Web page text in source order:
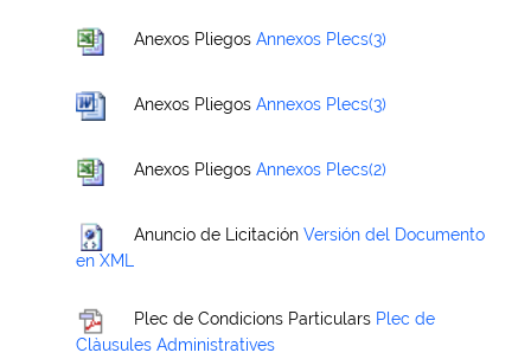
Anexos Pliegos Annexos Plecs(3)
Anexos Pliegos Annexos Plecs(3)
Anexos Pliegos Annexos Plecs(2)
Anuncio de Licitación Versión del Documento
en XML
Plec de Condicions Particulars Plec de
Clàusules Administratives